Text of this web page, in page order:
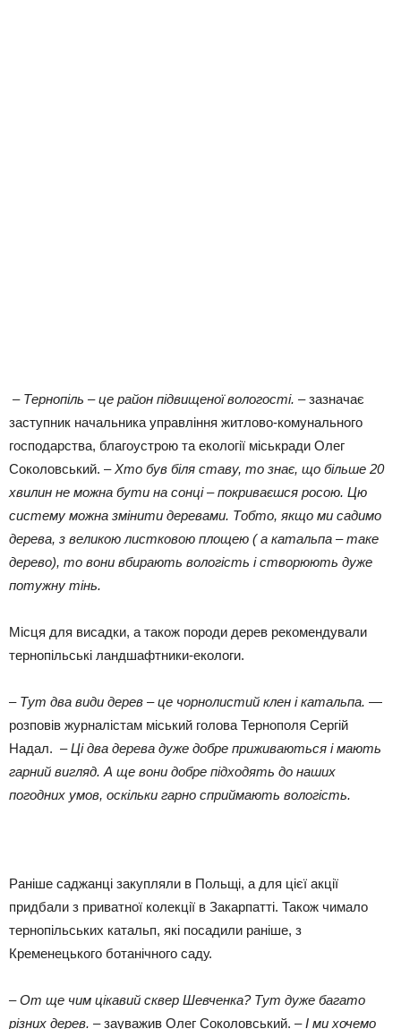
– Тернопіль – це район підвищеної вологості. –зазначає
заступник начальника управління житлово-комунального
господарства, благоустрою та екології міськради Олег
Соколовський. –Хто був біля ставу, то знає, що більше 20
хвилин не можна бути на сонці – покриваєшся росою. Цю
систему можна змінити деревами. Тобто, якщо ми садимо
дерева, з великою листковою площею ( а катальпа – таке
дерево), то вони вбирають вологість і створюють дуже
потужну тінь.
Місця для висадки, а також породи дерев рекомендували
тернопільські ландшафтники-екологи.
– Тут два види дерев – це чорнолистий клен і катальпа. —
розповів журналістам міський голова Тернополя Сергій
Надал. –Ці два дерева дуже добре приживаються і мають
гарний вигляд. А ще вони добре підходять до наших
погодних умов, оскільки гарно сприймають вологість.
Раніше саджанці закупляли в Польщі, а для цієї акції
придбали з приватної колекції в Закарпатті. Також чимало
тернопільських катальп, які посадили раніше, з
Кременецького ботанічного саду.
– От ще чим цікавий сквер Шевченка? Тут дуже багато
різних дерев. –зауважив Олег Соколовський. –І ми хочемо